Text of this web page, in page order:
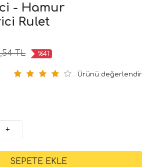
- Hamur
Rulet
TL %41
Ürünü değerlendir
+